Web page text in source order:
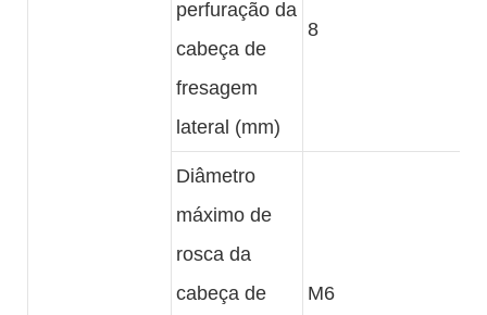
perfuração da
cabeça de
fresagem
lateral (mm)
8
Diâmetro
máximo de
rosca da
cabeça de
M6